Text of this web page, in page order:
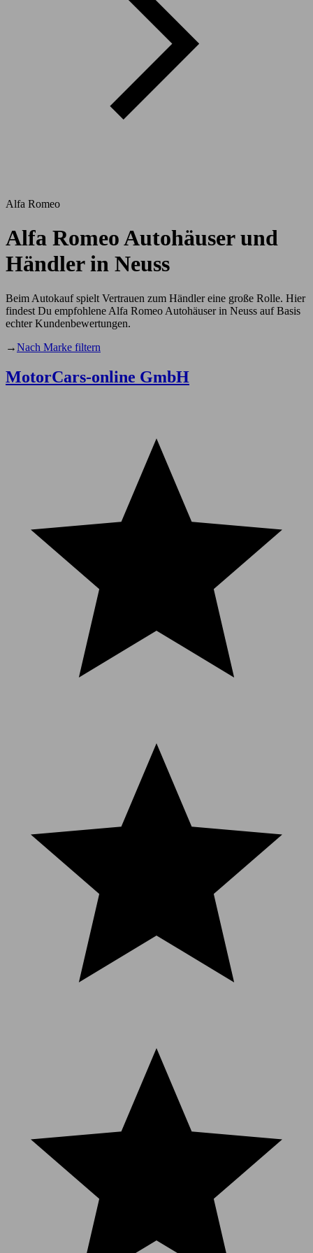
Alfa Romeo
Alfa Romeo Autohäuser und
Händler in Neuss
Beim Autokauf spielt Vertrauen zum Händler eine große Rolle. Hier
findest Du empfohlene Alfa Romeo Autohäuser in Neuss auf Basis
echter Kundenbewertungen.
→Nach Marke filtern
MotorCars-online GmbH